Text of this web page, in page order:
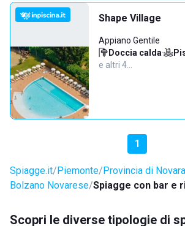
Shape Village
Appiano Gentile
Doccia calda·
e altri 4…
1
Spiagge.it Piemonte Provincia di Novara
Bolzano Novarese Spiagge con bar e
Scopri le diverse tipologie di